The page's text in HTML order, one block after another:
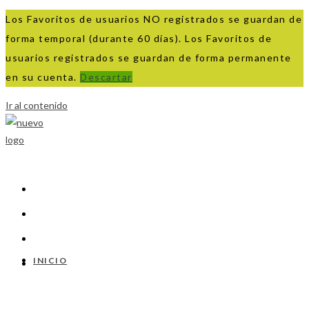
Los Favoritos de usuarios NO registrados se guardan de
forma temporal (durante 60 días). Los Favoritos de
usuarios registrados se guardan de forma permanente
en su cuenta. Descartar
Ir al contenido
INICIO